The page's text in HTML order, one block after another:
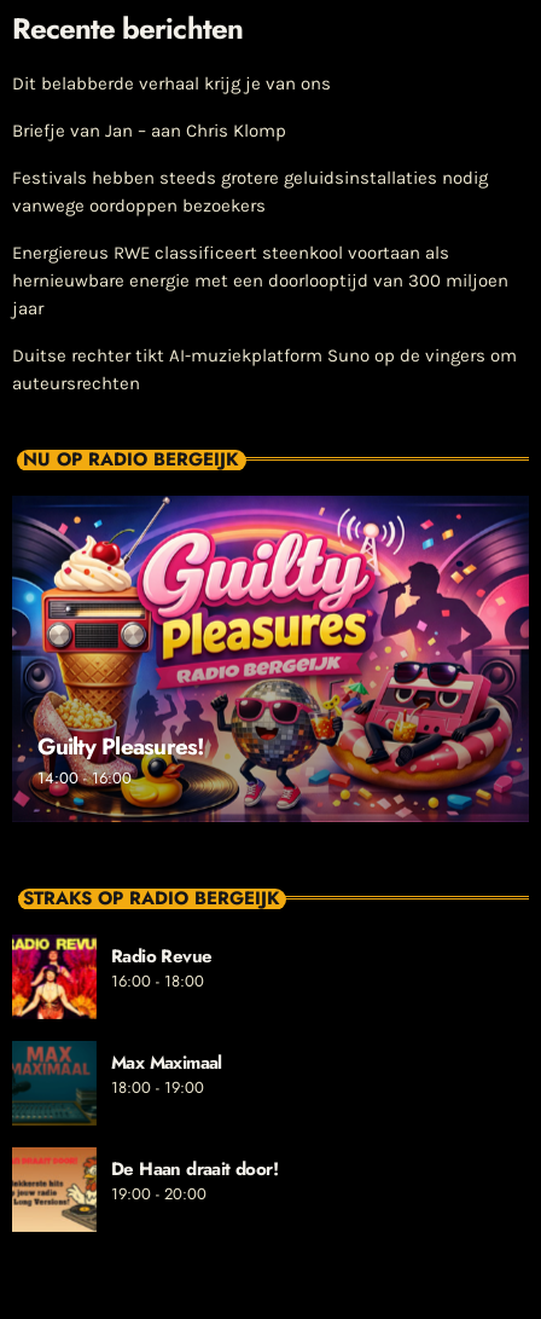
Recente berichten
Dit belabberde verhaal krijg je van ons
Briefje van Jan – aan Chris Klomp
Festivals hebben steeds grotere geluidsinstallaties nodig
vanwege oordoppen bezoekers
Energiereus RWE classificeert steenkool voortaan als
hernieuwbare energie met een doorlooptijd van 300 miljoen
jaar
Duitse rechter tikt AI-muziekplatform Suno op de vingers om
auteursrechten
NU OP RADIO BERGEIJK
Guilty Pleasures!
14:00 - 16:00
STRAKS OP RADIO BERGEIJK
Radio Revue
16:00 - 18:00
Max Maximaal
18:00 - 19:00
De Haan draait door!
19:00 - 20:00